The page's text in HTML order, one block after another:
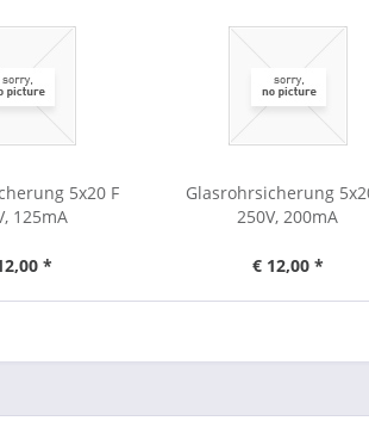
5x20 F
125mA
*
Glasrohrsicherung
250V, 200mA
€ 12,00 *